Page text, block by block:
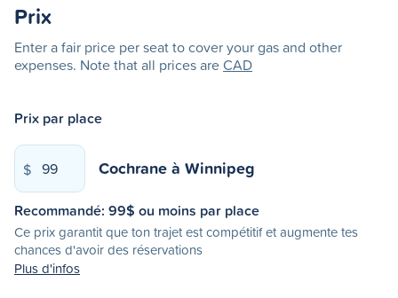
Prix
Enter a fair price per seat to cover your gas and other
expenses. Note that all prices areCAD
Prix par place
$ Cochraneà Winnipeg
Recommandé: 99$ ou moins par place
Ce prix garantit que ton trajet est compétitif et augmente tes
chances d'avoir des réservations
Plus d'infos